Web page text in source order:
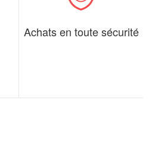
Achats en toute sécurité